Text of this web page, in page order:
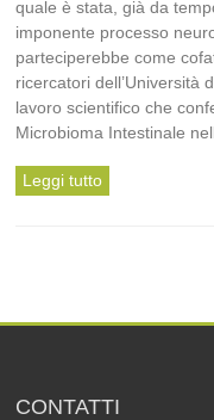
quale è stata, già da
imponente processo
parteciperebbe come
ricercatori dell’Università
lavoro scientifico che
Microbioma Intestinale
Leggi tutto
CONTATTI